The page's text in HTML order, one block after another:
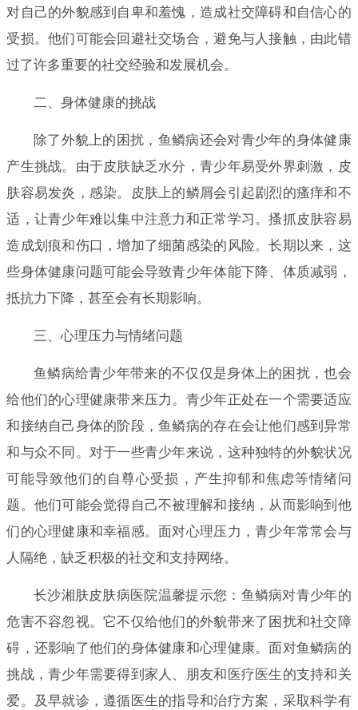
对自己的外貌感到自卑和羞愧，造成社交障碍和自信心的
受损。他们可能会回避社交场合，避免与人接触，由此错
过了许多重要的社交经验和发展机会。
二、身体健康的挑战
除了外貌上的困扰，鱼鳞病还会对青少年的身体健康
产生挑战。由于皮肤缺乏水分，青少年易受外界刺激，皮
肤容易发炎，感染。皮肤上的鳞屑会引起剧烈的瘙痒和不
适，让青少年难以集中注意力和正常学习。搔抓皮肤容易
造成划痕和伤口，增加了细菌感染的风险。长期以来，这
些身体健康问题可能会导致青少年体能下降、体质减弱，
抵抗力下降，甚至会有长期影响。
三、心理压力与情绪问题
鱼鳞病给青少年带来的不仅仅是身体上的困扰，也会
给他们的心理健康带来压力。青少年正处在一个需要适应
和接纳自己身体的阶段，鱼鳞病的存在会让他们感到异常
和与众不同。对于一些青少年来说，这种独特的外貌状况
可能导致他们的自尊心受损，产生抑郁和焦虑等情绪问
题。他们可能会觉得自己不被理解和接纳，从而影响到他
们的心理健康和幸福感。面对心理压力，青少年常常会与
人隔绝，缺乏积极的社交和支持网络。
长沙湘肤皮肤病医院温馨提示您：鱼鳞病对青少年的
危害不容忽视。它不仅给他们的外貌带来了困扰和社交障
碍，还影响了他们的身体健康和心理健康。面对鱼鳞病的
挑战，青少年需要得到家人、朋友和医疗医生的支持和关
爱。及早就诊，遵循医生的指导和治疗方案，采取科学有